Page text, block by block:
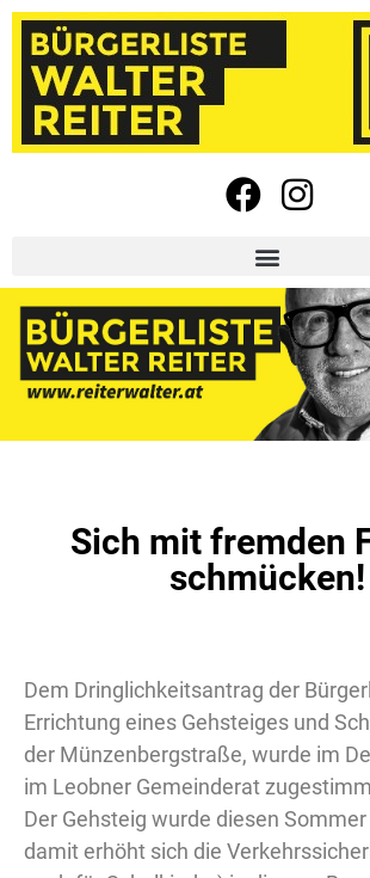
Sich mit fremden
schmücken!
Dem Dringlichkeitsantrag der
Errichtung eines Gehsteiges und
der Münzenbergstraße, wurde im
im Leobner Gemeinderat
Der Gehsteig wurde diesen
damit erhöht sich die